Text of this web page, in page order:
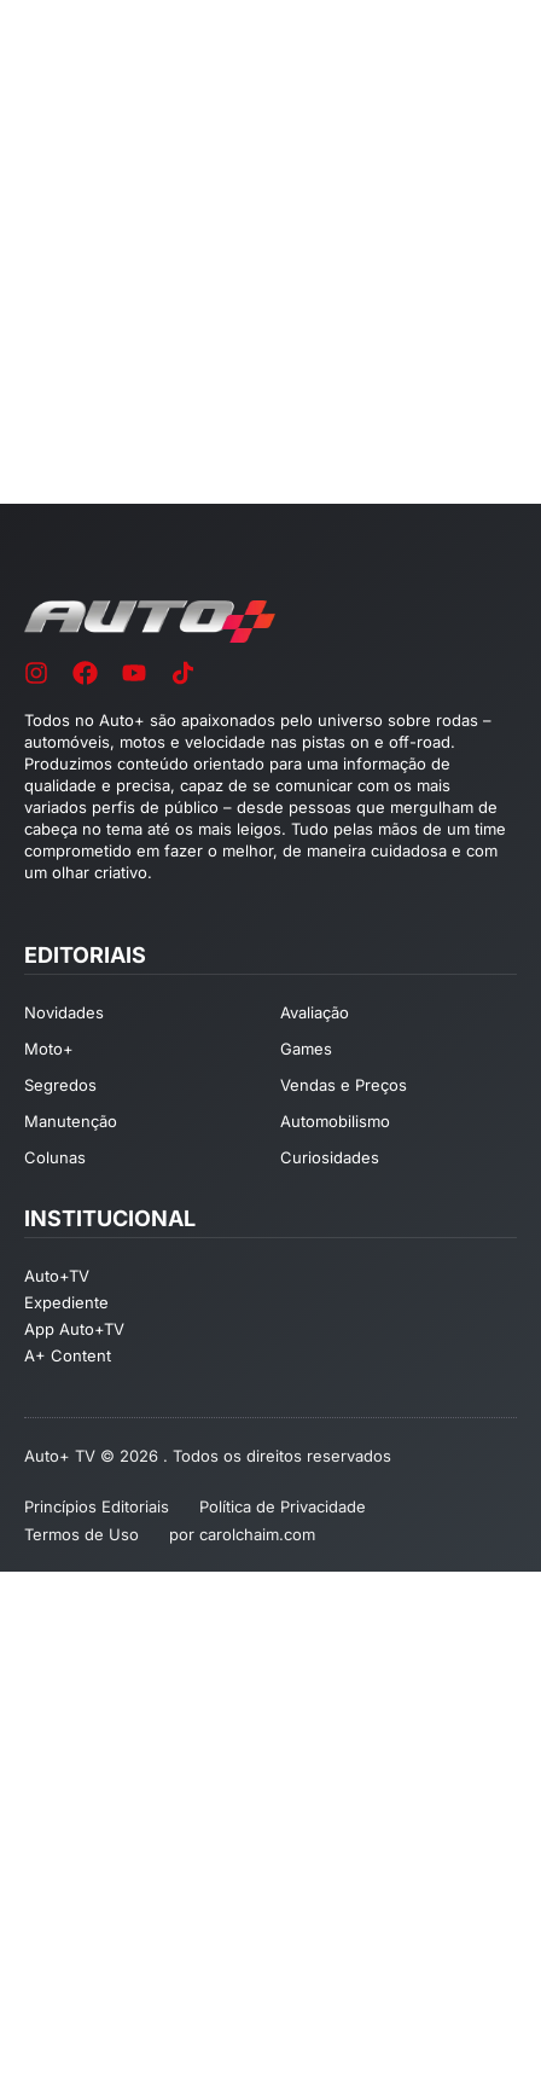
Todos no Auto+ são apaixonados pelo universo sobre rodas –
automóveis, motos e velocidade nas pistas on e off-road.
Produzimos conteúdo orientado para uma informação de
qualidade e precisa, capaz de se comunicar com os mais
variados perfis de público – desde pessoas que mergulham de
cabeça no tema até os mais leigos. Tudo pelas mãos de um time
comprometido em fazer o melhor, de maneira cuidadosa e com
um olhar criativo.
EDITORIAIS
Novidades
Avaliação
Moto+
Games
Segredos
Vendas e Preços
Manutenção
Automobilismo
Colunas
Curiosidades
INSTITUCIONAL
Auto+TV
Expediente
App Auto+TV
A+ Content
Auto+ TV © 2026 . Todos os direitos reservados
Princípios Editoriais
Política de Privacidade
Termos de Uso
por carolchaim.com